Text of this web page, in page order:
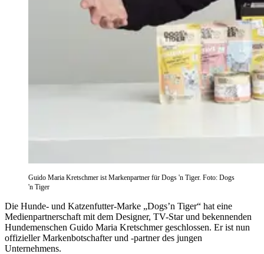
Guido Maria Kretschmer ist Markenpartner für Dogs 'n Tiger. Foto: Dogs
'n Tiger
Die Hunde- und Katzenfutter-Marke „Dogs’n Tiger“ hat eine
Medienpartnerschaft mit dem Designer, TV-Star und bekennenden
Hundemenschen Guido Maria Kretschmer geschlossen. Er ist nun
offizieller Markenbotschafter und -partner des jungen
Unternehmens.